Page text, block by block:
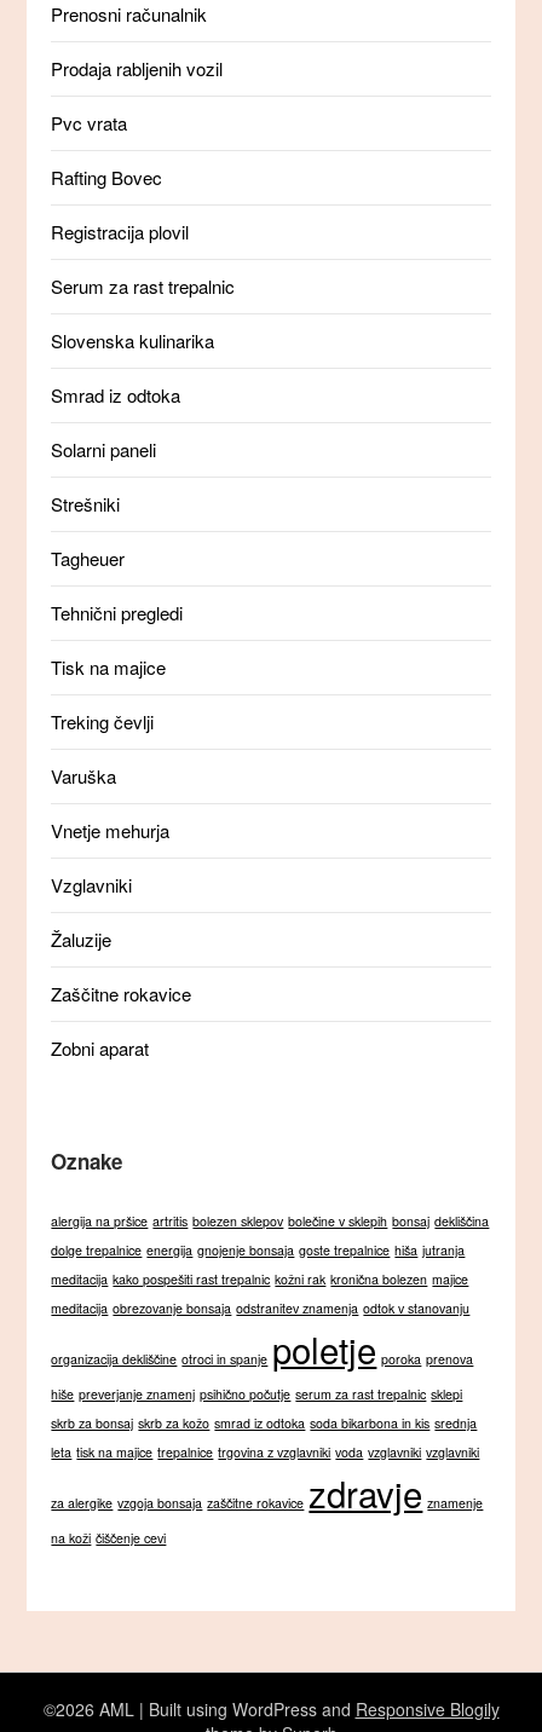
Prenosni računalnik
Prodaja rabljenih vozil
Pvc vrata
Rafting Bovec
Registracija plovil
Serum za rast trepalnic
Slovenska kulinarika
Smrad iz odtoka
Solarni paneli
Strešniki
Tagheuer
Tehnični pregledi
Tisk na majice
Treking čevlji
Varuška
Vnetje mehurja
Vzglavniki
Žaluzije
Zaščitne rokavice
Zobni aparat
Oznake
alergija na pršice artritis bolezen sklepov bolečine v sklepih bonsaj dekliščina
dolge trepalnice energija gnojenje bonsaja goste trepalnice hiša jutranja
meditacija kako pospešiti rast trepalnic kožni rak kronična bolezen majice
meditacija obrezovanje bonsaja odstranitev znamenja odtok v stanovanju
organizacija dekliščine otroci in spanje poletje poroka prenova
hiše preverjanje znamenj psihično počutje serum za rast trepalnic sklepi
skrb za bonsaj skrb za kožo smrad iz odtoka soda bikarbona in kis srednja
leta tisk na majice trepalnice trgovina z vzglavniki voda vzglavniki vzglavniki
za alergike vzgoja bonsaja zaščitne rokavice zdravje znamenje
na koži čiščenje cevi
©2026 AML | Built using WordPress and Responsive Blogily